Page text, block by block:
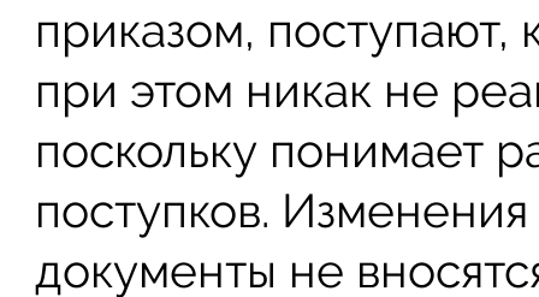
приказом, поступают,
при этом никак не
поскольку понимает
поступков.
документы не